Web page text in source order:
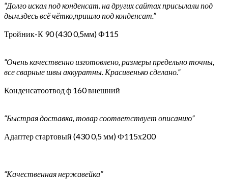
“Долго искал под конденсат. на других сайтах присылали под
дым.здесь всё чётко,пришло под конденсат.”
Тройник-К 90 (430 0,5мм) Ф115
“Очень качественно изготовлено, размеры предельно точны,
все сварные швы аккуратны. Красивенько сделано.”
Конденсатоотвод ф 160 внешний
“Быстрая доставка, товар соответствует описанию”
Адаптер стартовый (430 0,5 мм) Ф115х200
“Качественная нержавейка”